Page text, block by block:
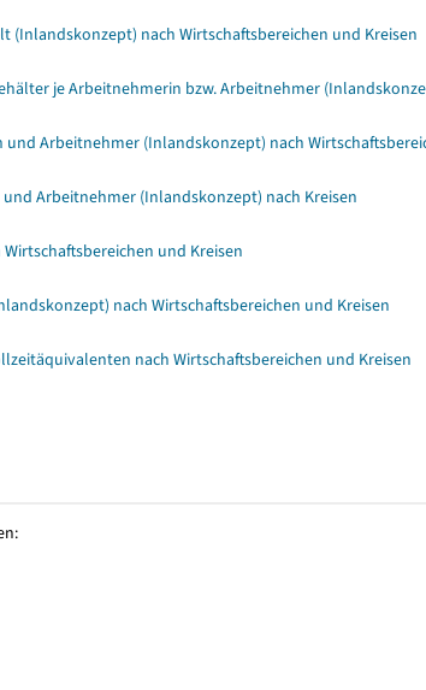
nach Wirtschaftsbereichen und Kreisen
je Arbeitnehmerin bzw. Arbeitnehmer
Arbeitnehmer (Inlandskonzept) nach
Arbeitnehmer (Inlandskonzept) nach Kreisen
und Kreisen
nach Wirtschaftsbereichen und Kreisen
nach Wirtschaftsbereichen und Kreisen